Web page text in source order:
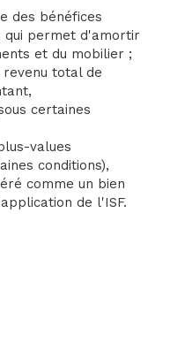
des bénéfices
qui permet d'amortir
et du mobilier ;
total de
certaines
values
conditions),
comme un bien
de l'ISF.